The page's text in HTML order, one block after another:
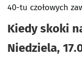
40-tu czołowych
Kiedy skoki
Niedziela,